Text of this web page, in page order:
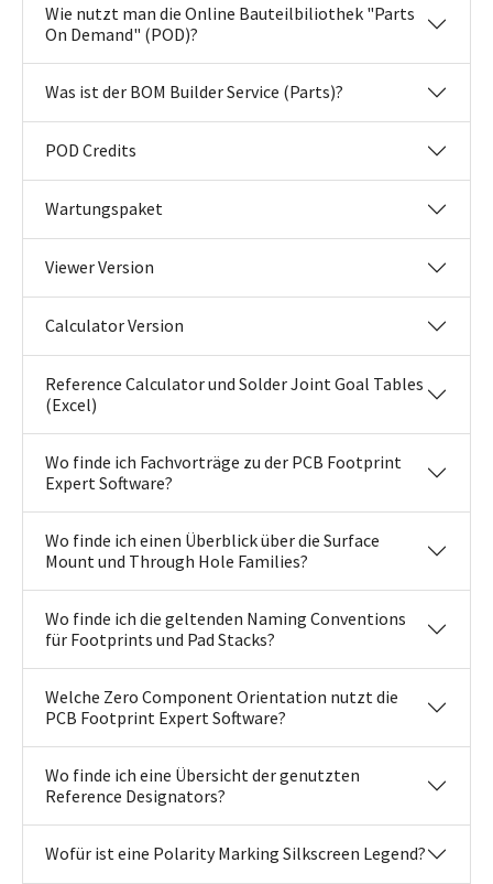
Wie nutzt man die Online Bauteilbiliothek "Parts
On Demand" (POD)?
Was ist der BOM Builder Service (Parts)?
POD Credits
Wartungspaket
Viewer Version
Calculator Version
Reference Calculator und Solder Joint Goal Tables
(Excel)
Wo finde ich Fachvorträge zu der PCB Footprint
Expert Software?
Wo finde ich einen Überblick über die Surface
Mount und Through Hole Families?
Wo finde ich die geltenden Naming Conventions
für Footprints und Pad Stacks?
Welche Zero Component Orientation nutzt die
PCB Footprint Expert Software?
Wo finde ich eine Übersicht der genutzten
Reference Designators?
Wofür ist eine Polarity Marking Silkscreen Legend?